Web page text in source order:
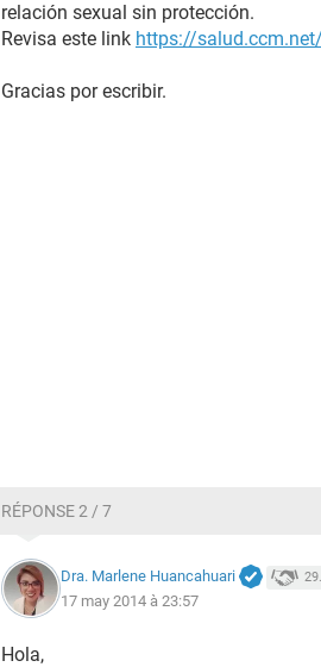
relación sexual sin protección.
Revisa este link https://
Gracias por escribir.
RÉPONSE 2 / 7
Dra. Marlene Huancahuari
17 may 2014 à 23:57
Hola,